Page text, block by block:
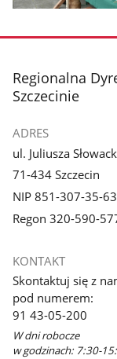
zdjęcie
galerii.
stopka
Regionalna
Szczecinie
ADRES
ul. Juliusza
71-434 Szczecin
NIP 851-307-35-63
Regon 320-590-
KONTAKT
Skontaktuj się z
pod numerem:
91 43-05-200
W dni robocze
w godzinach: 7:30-